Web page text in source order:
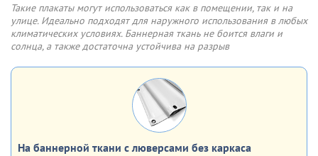
Варианты крепления:
двусторонний скотч
обычные отверстия
отверстия, укрепленные люверсами
Такие плакаты могут использоваться как в помещении, так и на
улице. Идеально подходят для наружного использования в любых
климатических условиях. Баннерная ткань не боится влаги и
солнца, а также достаточна устойчива на разрыв
На баннерной ткани с люверсами без каркаса